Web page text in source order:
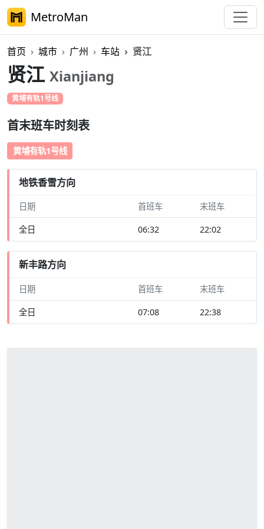
MetroMan
首页 城市 广州 车站 贤江
贤江 Xianjiang
黄埔有轨1号线
首末班车时刻表
黄埔有轨1号线
地铁香雪方向
日期 首班车 末班车
全日 06:32 22:02
新丰路方向
日期 首班车 末班车
全日 07:08 22:38